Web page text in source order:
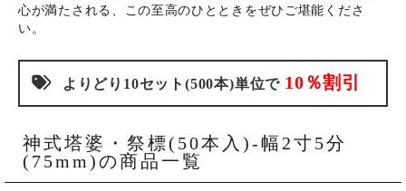
ご購入履歴・再注文
特定商取引法について
心が満たされる、この至高のひとときをぜひご堪能くださ
い。
よりどり10セット(500本)単位で 10％割引
神式塔婆・祭標(50本入)-幅2寸5分
(75mm)の商品一覧